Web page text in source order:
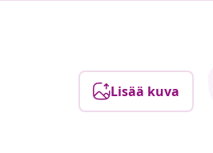
Lisää kuva